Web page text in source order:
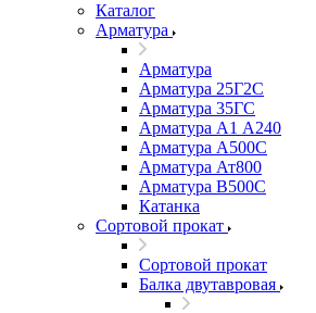
Каталог
Арматура
Арматура
Арматура 25Г2С
Арматура 35ГС
Арматура А1 А240
Арматура А500С
Арматура Ат800
Арматура В500С
Катанка
Сортовой прокат
Сортовой прокат
Балка двутавровая